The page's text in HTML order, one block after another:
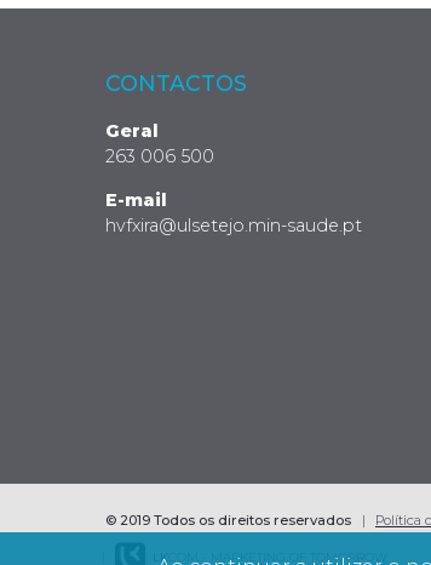
CONTACTOS
Geral
263 006 500
E-mail
hvfxira@ulsetejo.min-saude.pt
© 2019 Todos os direitos reservados Política
LK COM - MARKETING OF TOMORROW